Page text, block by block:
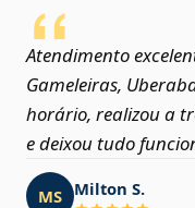
Atendimento
Gameleiras,
horário, realizou a
e deixou tudo
MS Milton S.